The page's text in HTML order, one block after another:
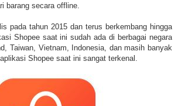
barang secara offline.
pada tahun 2015 dan terus berkembang hingga
Shopee saat ini sudah ada di berbagai negara
Taiwan, Vietnam, Indonesia, dan masih banyak
Shopee saat ini sangat terkenal.